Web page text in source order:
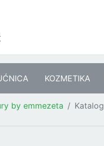
KOZMETIKA
by emmezeta Katalog